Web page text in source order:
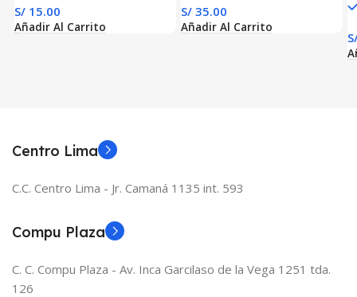
S/ 15.00
Añadir Al Carrito
S/ 35.00
Añadir Al Carrito
Centro Lima
C.C. Centro Lima - Jr. Camaná 1135 int. 593
Compu Plaza
C. C. Compu Plaza - Av. Inca Garcilaso de la Vega 1251 tda.
126